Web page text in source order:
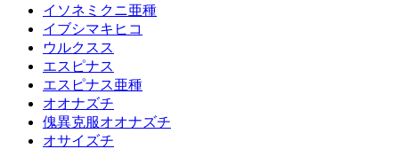
イソネミクニ亜種
イブシマキヒコ
ウルクスス
エスピナス
エスピナス亜種
オオナズチ
傀異克服オオナズチ
オサイズチ